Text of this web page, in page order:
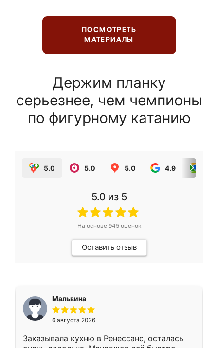
ПОСМОТРЕТЬ
МАТЕРИАЛЫ
Держим планку
серьезнее, чем чемпионы
по фигурному катанию
5.0 5.0 5.0 4.9
5.0 из 5
На основе 945оценок
Оставить отзыв
Мальвина
6 августа 2026
Заказывала кухню в Ренессанс, осталась